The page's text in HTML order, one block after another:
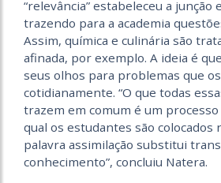
“relevância” estabeleceu a junção
trazendo para a academia
Assim, química e culinária são
afinada, por exemplo. A ideia é
seus olhos para problemas que
cotidianamente. “O que todas
trazem em comum é um
qual os estudantes são colocados
palavra assimilação substitui
conhecimento”, concluiu Natera.